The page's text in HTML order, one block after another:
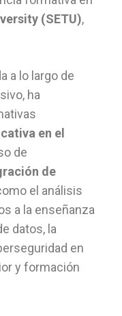
(SETU),
a lo largo de
ha
en el
de
de
el análisis
a la enseñanza
datos, la
en
y formación